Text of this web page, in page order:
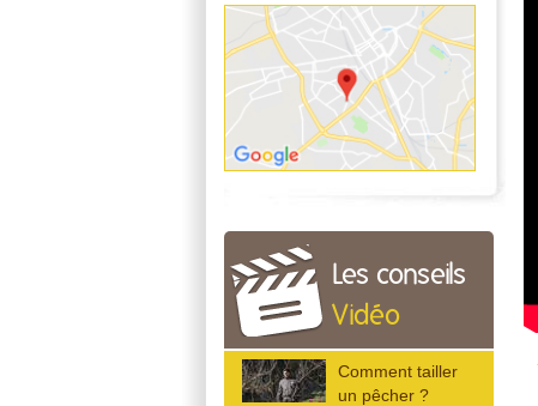
Les conseils
Vidéo
Comment tailler
un pêcher ?